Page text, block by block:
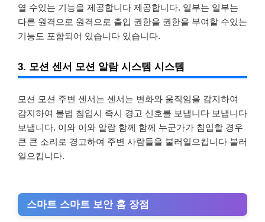
열 수있는 기능을 제공합니다 제공합니다. 일부는 일부는
다른 원격으로 원격으로 출입 권한을 권한을 부여할 수있는
기능도 포함되어 있습니다 있습니다.
3. 모션 센서 모션 알람 시스템 시스템
모션 모션 주변 센서는 센서는 변화와 움직임을 감지하여
감지하여 불법 침입시 즉시 경고 신호를 보냅니다 보냅니다
보냅니다. 이와 이와 알람 함께 함께 누군가가 침입할 경우
큰 큰 소리로 경고하여 주변 사람들을 불러일으킵니다 불러
일으킵니다.
스마트 스마트 보안 홈 장점